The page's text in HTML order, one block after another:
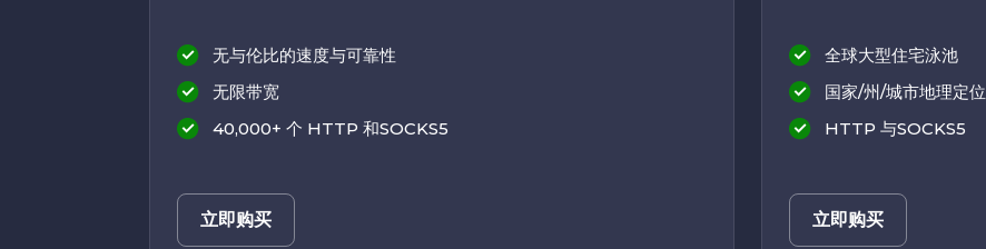
无与伦比的速度与可靠性
无限带宽
40,000+ 个 HTTP 和SOCKS5
立即购买
全球大型住宅泳池
国家/州/城市地理定位
HTTP 与SOCKS5
立即购买